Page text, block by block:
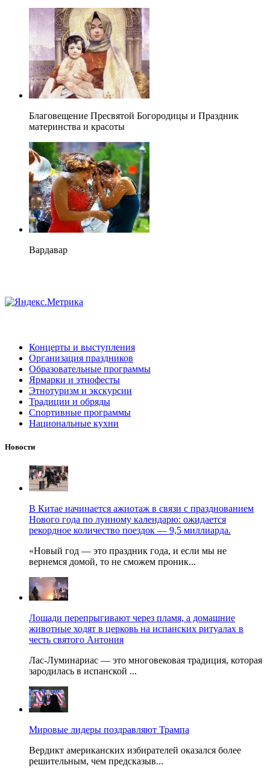
Благовещение Пресвятой Богородицы и Праздник
материнства и красоты
Вардавар
Концерты и выступления
Организация праздников
Образовательные программы
Ярмарки и этнофесты
Этнотуризм и экскурсии
Традиции и обряды
Спортивные программы
Национальные кухни
Новости
В Китае начинается ажиотаж в связи с празднованием
Нового года по лунному календарю: ожидается
рекордное количество поездок — 9,5 миллиарда.
«Новый год — это праздник года, и если мы не
вернемся домой, то не сможем проник...
Лошади перепрыгивают через пламя, а домашние
животные ходят в церковь на испанских ритуалах в
честь святого Антония
Лас-Луминариас — это многовековая традиция, которая
зародилась в испанской ...
Мировые лидеры поздравляют Трампа
Вердикт американских избирателей оказался более
решительным, чем предсказыв...